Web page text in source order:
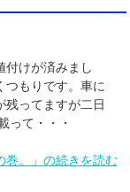
けが済みまし
つもりです。車に
残ってますが二日
って・・・
巻。」の続きを読む